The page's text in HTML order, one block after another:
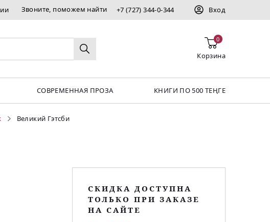
Звоните, поможем найти +7 (727) 344-0-344 Вход
0
Корзина
СОВРЕМЕННАЯ ПРОЗА КНИГИ ПО 500 ТЕҢГЕ
Великий Гэтсби
СКИДКА ДОСТУПНА
ТОЛЬКО ПРИ ЗАКАЗЕ
НА САЙТЕ